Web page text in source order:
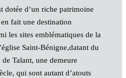
dotée d’un riche patrimoine
fait une destination
les sites emblématiques de la
Saint-Bénigne,datant du
Talant, une demeure
qui sont autant d’atouts